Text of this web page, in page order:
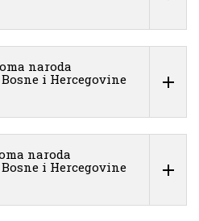
naroda
i Hercegovine
naroda
i Hercegovine